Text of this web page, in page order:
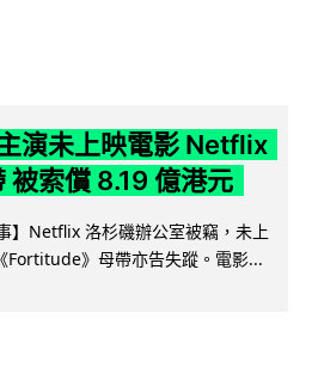
演未上映電影 Netflix
被索償 8.19 億港元
】Netflix 洛杉磯辦公室被竊，未上
Fortitude》母帶亦告失蹤。電影...